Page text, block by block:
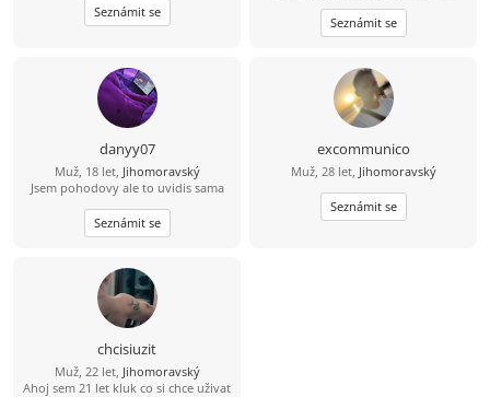
Seznámit se
napiš na ig: Top_palacinka
Seznámit se
danyy07
Muž, 18 let, Jihomoravský
Jsem pohodovy ale to uvidis sama
Seznámit se
excommunico
Muž, 28 let, Jihomoravský
Seznámit se
chcisiuzit
Muž, 22 let, Jihomoravský
Ahoj sem 21 let kluk co si chce uživat